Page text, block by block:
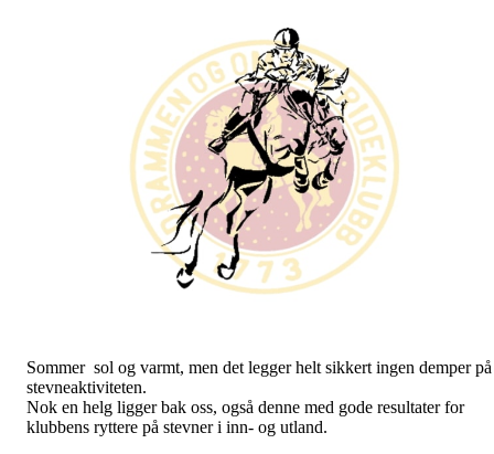
Sommer sol og varmt, men det legger helt sikkert ingen demper på
stevneaktiviteten.
Nok en helg ligger bak oss, også denne med gode resultater for
klubbens ryttere på stevner i inn- og utland.